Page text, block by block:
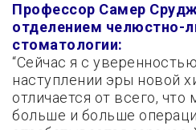
Профессор Самер
отделением челюстно-
стоматологии:
“Сейчас я с
наступлении эры новой
отличается от всего,
больше и больше